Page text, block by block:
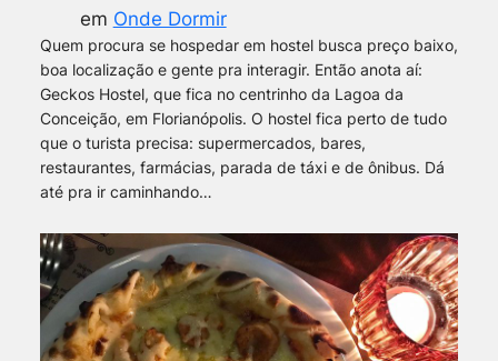
em Onde Dormir
Quem procura se hospedar em hostel busca preço baixo,
boa localização e gente pra interagir. Então anota aí:
Geckos Hostel, que fica no centrinho da Lagoa da
Conceição, em Florianópolis. O hostel fica perto de tudo
que o turista precisa: supermercados, bares,
restaurantes, farmácias, parada de táxi e de ônibus. Dá
até pra ir caminhando…